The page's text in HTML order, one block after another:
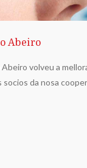
Abeiro
volveu a
socios da nosa